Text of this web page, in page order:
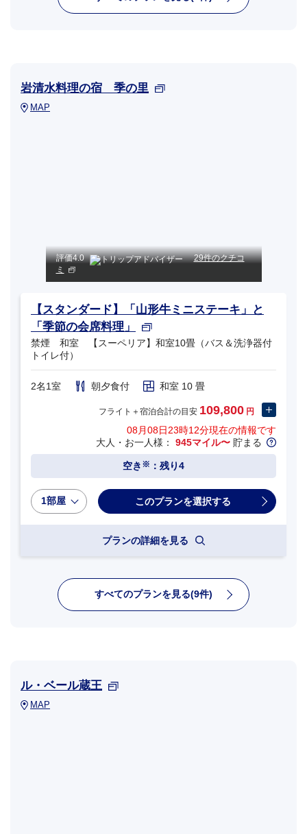
岩清水料理の宿 季の里
MAP
評価4.0
29件のクチコ
ミ
【スタンダード】「山形牛ミニステーキ」と
「季節の会席料理」
禁煙 和室 【スーペリア】和室10畳（バス＆洗浄器付
トイレ付）
2名1室 朝夕食付 和室 10 畳
フライト＋宿泊合計の目安 109,800 円
08月08日23時12分現在の情報です
大人・お一人様： 945マイル〜 貯まる
空き ※ ：残り4
1部屋
プランの詳細を見る
すべてのプランを見る(9件)
ル・ベール蔵王
MAP